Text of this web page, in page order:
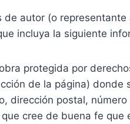
de autor (o
incluya la siguiente
protegida por
de la página)
dirección postal,
cree de buena fe